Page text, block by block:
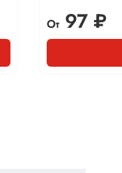
От97 ₽